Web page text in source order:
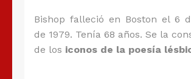
Bishop falleció en Boston el 6
de 1979. Tenía 68 años. Se la
de los iconos de la poesía